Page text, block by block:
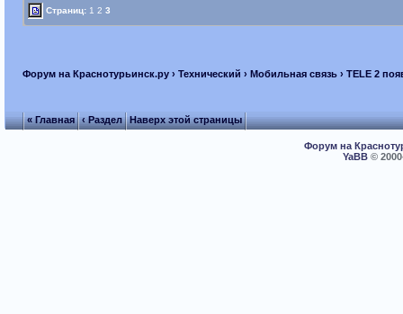
Страниц: 1 2 3
Форум на Краснотурьинск.ру› Технический › Мобильная связь› TELE 2
« Главная ‹ Раздел Наверх этой страницы
Форум на
YaBB©